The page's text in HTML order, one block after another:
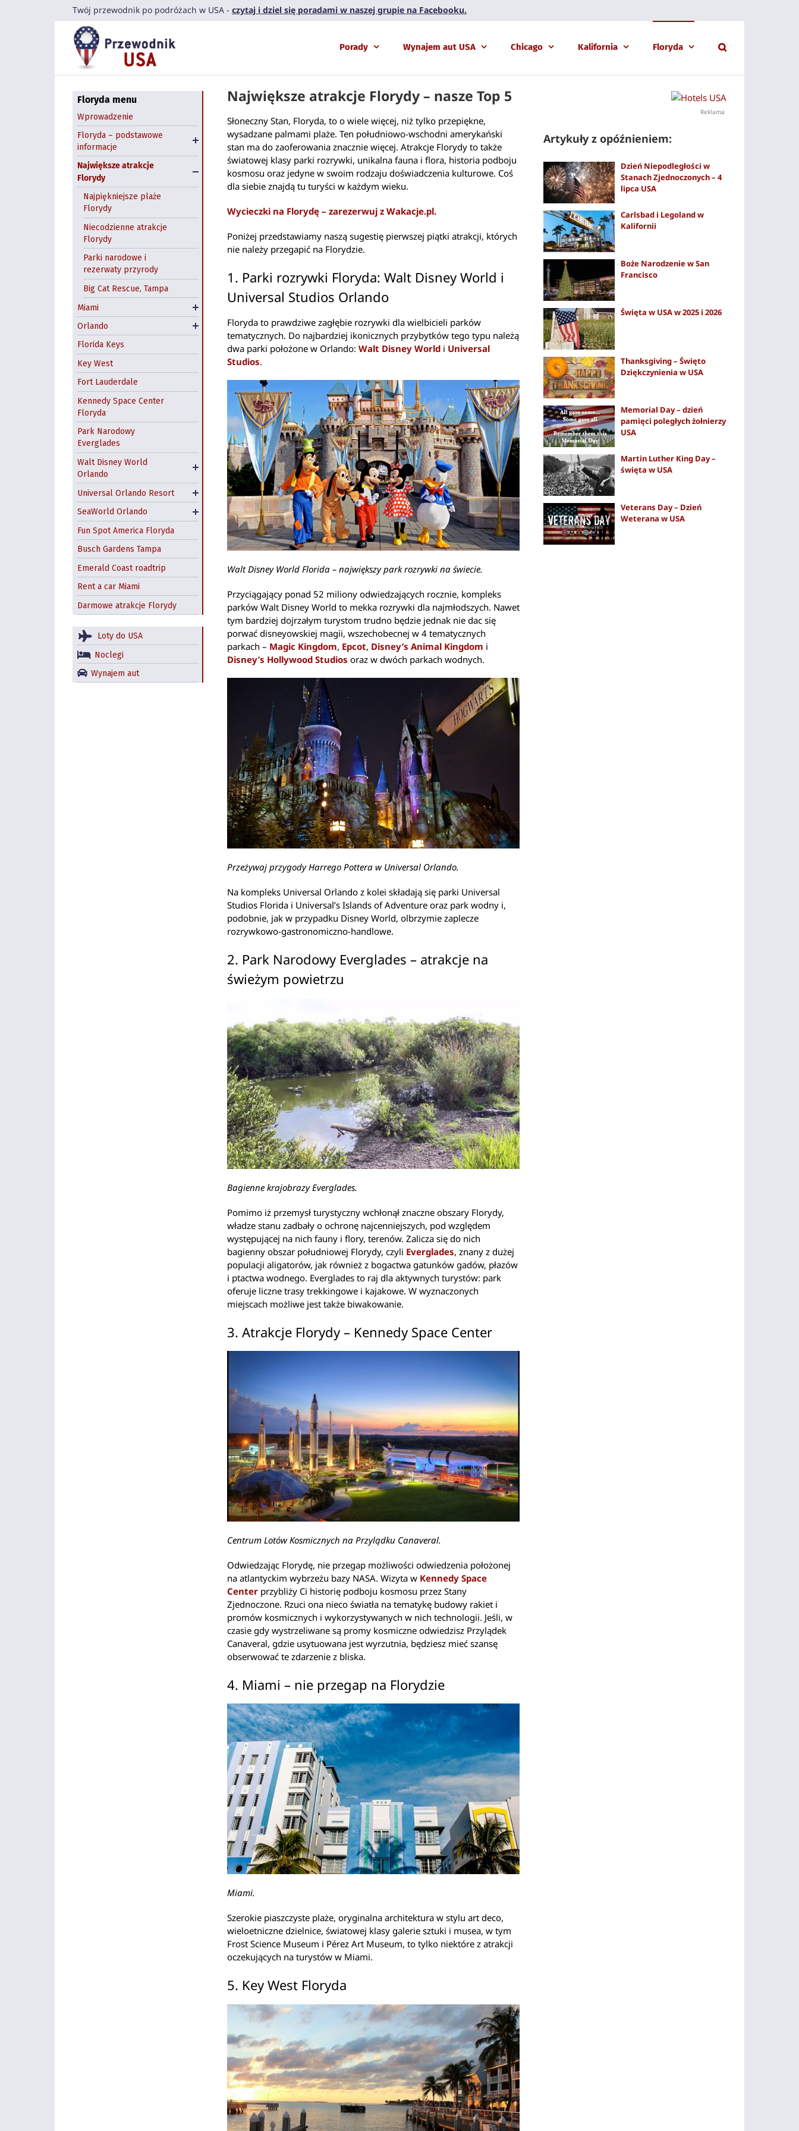
Twój przewodnik po podróżach w USA - czytaj i dziel się poradami w naszej grupie na Facebooku.
Porady Wynajem aut USA Chicago Kalifornia Floryda
Największe atrakcje Florydy – nasze Top 5
Słoneczny Stan, Floryda, to o wiele więcej, niż tylko przepiękne,
wysadzane palmami plaże. Ten południowo-wschodni amerykański
stan ma do zaoferowania znacznie więcej. Atrakcje Florydy to także
światowej klasy parki rozrywki, unikalna fauna i flora, historia podboju
kosmosu oraz jedyne w swoim rodzaju doświadczenia kulturowe. Coś
dla siebie znajdą tu turyści w każdym wieku.
Wycieczki na Florydę – zarezerwuj z Wakacje.pl.
Poniżej przedstawiamy naszą sugestię pierwszej piątki atrakcji, których
nie należy przegapić na Florydzie.
1. Parki rozrywki Floryda: Walt Disney World i
Universal Studios Orlando
Floryda to prawdziwe zagłębie rozrywki dla wielbicieli parków
tematycznych. Do najbardziej ikonicznych przybytków tego typu należą
dwa parki położone w Orlando: Walt Disney World i Universal
Studios.
Walt Disney World Florida – największy park rozrywki na świecie.
Przyciągający ponad 52 miliony odwiedzających rocznie, kompleks
parków Walt Disney World to mekka rozrywki dla najmłodszych. Nawet
tym bardziej dojrzałym turystom trudno będzie jednak nie dac się
porwać disneyowskiej magii, wszechobecnej w 4 tematycznych
parkach – Magic Kingdom, Epcot, Disney’s Animal Kingdom i
Disney’s Hollywood Studios oraz w dwóch parkach wodnych.
Przeżywaj przygody Harrego Pottera w Universal Orlando.
Na kompleks Universal Orlando z kolei składają się parki Universal
Studios Florida i Universal’s Islands of Adventure oraz park wodny i,
podobnie, jak w przypadku Disney World, olbrzymie zaplecze
rozrywkowo-gastronomiczno-handlowe.
2. Park Narodowy Everglades – atrakcje na
świeżym powietrzu
Bagienne krajobrazy Everglades.
Pomimo iż przemysł turystyczny wchłonął znaczne obszary Florydy,
władze stanu zadbały o ochronę najcenniejszych, pod względem
występującej na nich fauny i flory, terenów. Zalicza się do nich
bagienny obszar południowej Florydy, czyli Everglades, znany z dużej
populacji aligatorów, jak również z bogactwa gatunków gadów, płazów
i ptactwa wodnego. Everglades to raj dla aktywnych turystów: park
oferuje liczne trasy trekkingowe i kajakowe. W wyznaczonych
miejscach możliwe jest także biwakowanie.
3. Atrakcje Florydy – Kennedy Space Center
Centrum Lotów Kosmicznych na Przylądku Canaveral.
Odwiedzając Florydę, nie przegap możliwości odwiedzenia położonej
na atlantyckim wybrzeżu bazy NASA. Wizyta w Kennedy Space
Center przybliży Ci historię podboju kosmosu przez Stany
Zjednoczone. Rzuci ona nieco światła na tematykę budowy rakiet i
promów kosmicznych i wykorzystywanych w nich technologii. Jeśli, w
czasie gdy wystrzeliwane są promy kosmiczne odwiedzisz Przylądek
Canaveral, gdzie usytuowana jest wyrzutnia, będziesz mieć szansę
obserwować te zdarzenie z bliska.
4. Miami – nie przegap na Florydzie
Miami.
Szerokie piaszczyste plaże, oryginalna architektura w stylu art deco,
wieloetniczne dzielnice, światowej klasy galerie sztuki i musea, w tym
Frost Science Museum i Pérez Art Museum, to tylko niektóre z atrakcji
oczekujących na turystów w Miami.
5. Key West Floryda
Floryda menu
Wprowadzenie
Floryda – podstawowe
informacje
Floryda - kiedy jechać?
Polonia na Florydzie
Największe atrakcje
Florydy
Najpiękniejsze plaże
Florydy
Niecodzienne atrakcje
Florydy
Parki narodowe i
rezerwaty przyrody
Big Cat Rescue, Tampa
Miami
Downtown Miami
Little Havana, Miami
South Beach
Hotele w Miami
Orlando
Darmowe atrakcje
Orlando
Kissimmee
Florida Keys
Key West
Fort Lauderdale
Kennedy Space Center
Floryda
Park Narodowy
Everglades
Walt Disney World
Orlando
Magic Kingdom
Epcot
Animal Kingdom
Hollywood Studios
Tańsze bilety do Disney
World i Universal
Orlando – gdzie kupić?
Parki wodne Disneya
Universal Orlando Resort
Universal Studios Florida
Islands of Adventure
Universal CitiWalk
Volcano Bay
SeaWorld Orlando
Aquatica Orlando
Discovery Cove
Fun Spot America Floryda
Busch Gardens Tampa
Emerald Coast roadtrip
Rent a car Miami
Darmowe atrakcje Florydy
Loty do USA
Noclegi
Wynajem aut
Reklama
Artykuły z opóźnieniem:
Dzień Niepodległości w
Stanach Zjednoczonych – 4
lipca USA
Carlsbad i Legoland w
Kalifornii
Boże Narodzenie w San
Francisco
Święta w USA w 2025 i 2026
Thanksgiving – Święto
Dziękczynienia w USA
Memorial Day – dzień
pamięci poległych żołnierzy
USA
Martin Luther King Day –
święta w USA
Veterans Day – Dzień
Weterana w USA